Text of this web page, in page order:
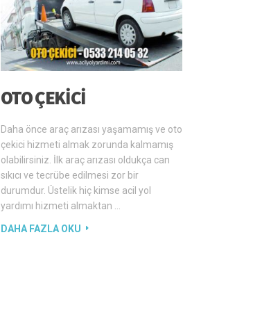
OTO ÇEKICI
Daha önce araç arızası yaşamamış ve oto
çekici hizmeti almak zorunda kalmamış
olabilirsiniz. İlk araç arızası oldukça can
sıkıcı ve tecrübe edilmesi zor bir
durumdur. Üstelik hiç kimse acil yol
yardımı hizmeti almaktan …
DAHA FAZLA OKU